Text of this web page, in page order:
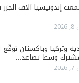
إندونيسيا آلاف
وتركيا وباكستان توقّع
وسط تصاعد…